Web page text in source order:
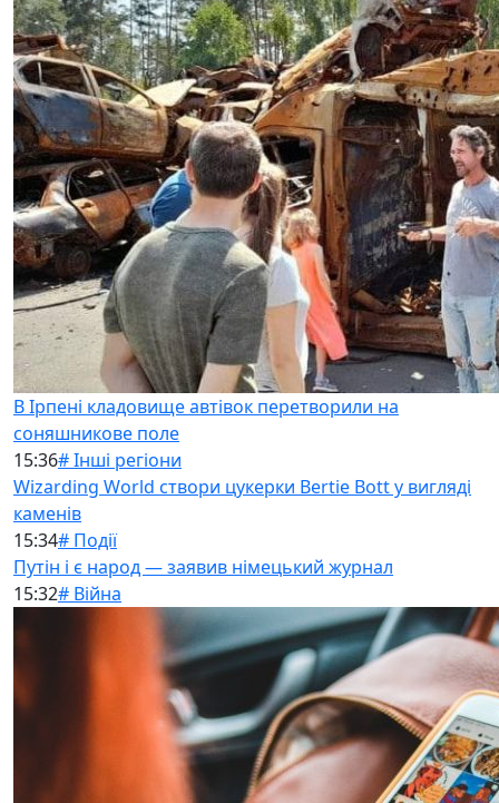
В Ірпені кладовище автівок перетворили на
соняшникове поле
15:36# Інші регіони
Wizarding World створи цукерки Bertie Bott у вигляді
каменів
15:34# Події
Путін і є народ — заявив німецький журнал
15:32# Війна